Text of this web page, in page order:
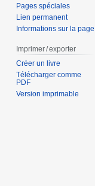
Pages spéciales
Lien permanent
Informations sur la page
Imprimer / exporter
Créer un livre
Télécharger comme
PDF
Version imprimable